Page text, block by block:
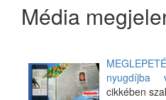
Média
nyugdíjba
cikkében